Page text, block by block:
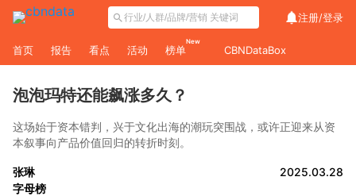
注册/登录
首页 报告 看点 活动 榜单
New
CBNDataBox
泡泡玛特还能飙涨多久？
这场始于资本错判，兴于文化出海的潮玩突围战，或许正迎来从资
本叙事向产品价值回归的转折时刻。
张琳
字母榜
2025.03.28